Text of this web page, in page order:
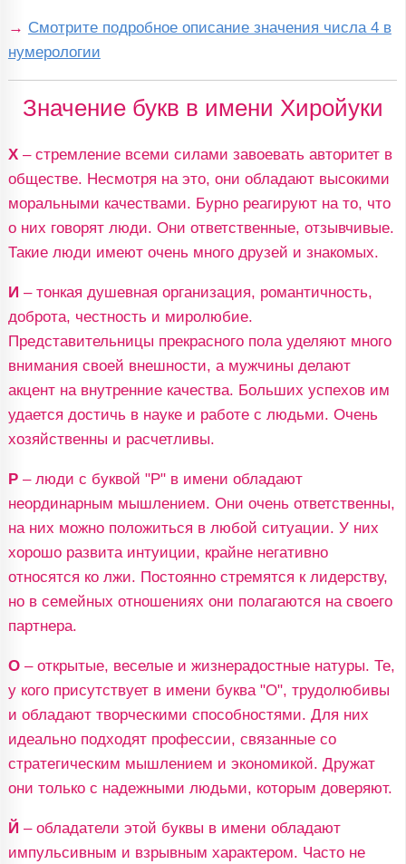
→ Смотрите подробное описание значения числа 4 в
нумерологии
Значение букв в имени Хиройуки
Х– стремление всеми силами завоевать авторитет в
обществе. Несмотря на это, они обладают высокими
моральными качествами. Бурно реагируют на то, что
о них говорят люди. Они ответственные, отзывчивые.
Такие люди имеют очень много друзей и знакомых.
И – тонкая душевная организация, романтичность,
доброта, честность и миролюбие.
Представительницы прекрасного пола уделяют много
внимания своей внешности, а мужчины делают
акцент на внутренние качества. Больших успехов им
удается достичь в науке и работе с людьми. Очень
хозяйственны и расчетливы.
Р– люди с буквой "Р" в имени обладают
неординарным мышлением. Они очень ответственны,
на них можно положиться в любой ситуации. У них
хорошо развита интуиции, крайне негативно
относятся ко лжи. Постоянно стремятся к лидерству,
но в семейных отношениях они полагаются на своего
партнера.
О– открытые, веселые и жизнерадостные натуры. Те,
у кого присутствует в имени буква "О", трудолюбивы
и обладают творческими способностями. Для них
идеально подходят профессии, связанные со
стратегическим мышлением и экономикой. Дружат
они только с надежными людьми, которым доверяют.
Й – обладатели этой буквы в имени обладают
импульсивным и взрывным характером. Часто не